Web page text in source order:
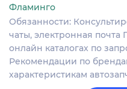
Фламинго
Обязанности:
чаты, электронная почта
онлайн каталогах по
Рекомендации по
характеристикам